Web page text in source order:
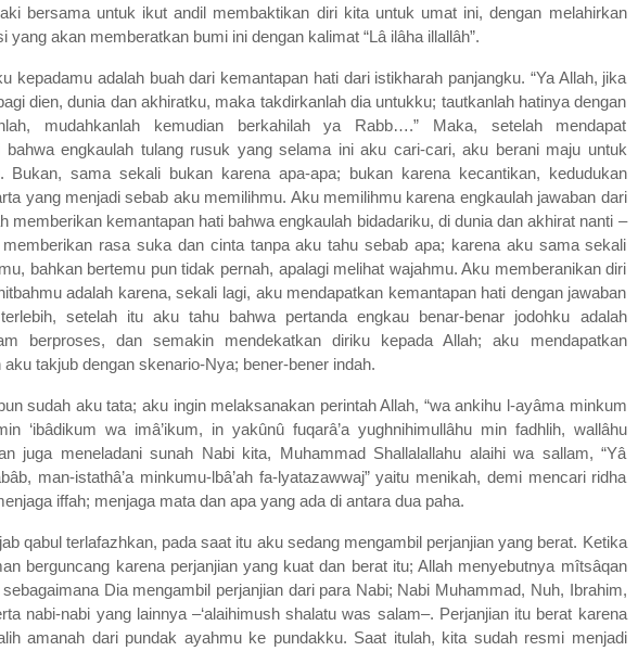
bersama untuk ikut andil membaktikan diri kita untuk umat ini, dengan melahirkan
yang akan memberatkan bumi ini dengan kalimat “Lâ ilâha illallâh”.
kepadamu adalah buah dari kemantapan hati dari istikharah panjangku. “Ya Allah, jika
dien, dunia dan akhiratku, maka takdirkanlah dia untukku; tautkanlah hatinya dengan
mudahkanlah kemudian berkahilah ya Rabb….” Maka, setelah mendapat
bahwa engkaulah tulang rusuk yang selama ini aku cari-cari, aku berani maju untuk
Bukan, sama sekali bukan karena apa-apa; bukan karena kecantikan, kedudukan
yang menjadi sebab aku memilihmu. Aku memilihmu karena engkaulah jawaban dari
memberikan kemantapan hati bahwa engkaulah bidadariku, di dunia dan akhirat nanti –
memberikan rasa suka dan cinta tanpa aku tahu sebab apa; karena aku sama sekali
bahkan bertemu pun tidak pernah, apalagi melihat wajahmu. Aku memberanikan diri
adalah karena, sekali lagi, aku mendapatkan kemantapan hati dengan jawaban
setelah itu aku tahu bahwa pertanda engkau benar-benar jodohku adalah
berproses, dan semakin mendekatkan diriku kepada Allah; aku mendapatkan
takjub dengan skenario-Nya; bener-bener indah.
sudah aku tata; aku ingin melaksanakan perintah Allah, “wa ankihu l-ayâma minkum
‘ibâdikum wa imâ’ikum, in yakûnû fuqarâ’a yughnihimullâhu min fadhlih, wallâhu
juga meneladani sunah Nabi kita, Muhammad Shallalallahu alaihi wa sallam, “Yâ
man-istathâ’a minkumu-lbâ’ah fa-lyatazawwaj” yaitu menikah, demi mencari ridha
iffah; menjaga mata dan apa yang ada di antara dua paha.
qabul terlafazhkan, pada saat itu aku sedang mengambil perjanjian yang berat. Ketika
berguncang karena perjanjian yang kuat dan berat itu; Allah menyebutnya mîtsâqan
Dia mengambil perjanjian dari para Nabi; Nabi Muhammad, Nuh, Ibrahim,
nabi-nabi yang lainnya –‘alaihimush shalatu was salam–. Perjanjian itu berat karena
amanah dari pundak ayahmu ke pundakku. Saat itulah, kita sudah resmi menjadi